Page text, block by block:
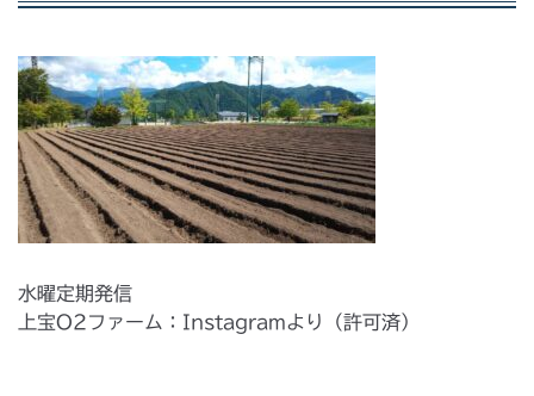
水曜定期発信
上宝O2ファーム：Instagramより（許可済）